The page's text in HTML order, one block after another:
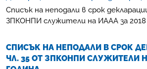
Списък на неподали в срок
ЗПКОНПИ служители на ИААА за 2018
СПИСЪК НА НЕПОДАЛИ В СРОК
ЧЛ. 35 ОТ ЗПКОНПИ СЛУЖИТЕЛИ